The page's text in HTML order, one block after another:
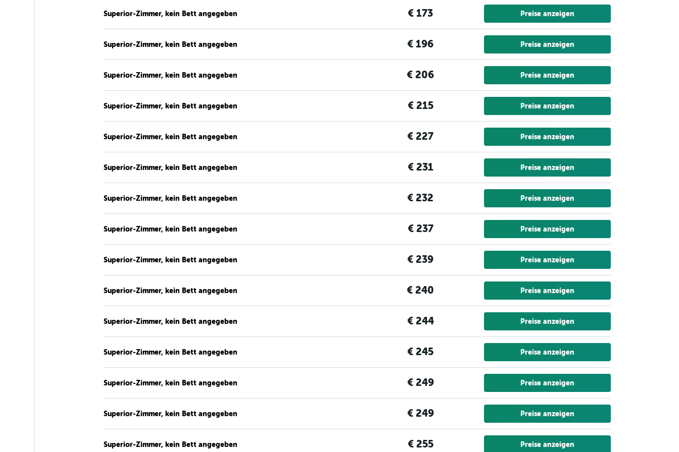
Superior-Zimmer, kein Bett angegeben € 173 Preise anzeigen
Superior-Zimmer, kein Bett angegeben € 196 Preise anzeigen
Superior-Zimmer, kein Bett angegeben € 206 Preise anzeigen
Superior-Zimmer, kein Bett angegeben € 215 Preise anzeigen
Superior-Zimmer, kein Bett angegeben € 227 Preise anzeigen
Superior-Zimmer, kein Bett angegeben € 231 Preise anzeigen
Superior-Zimmer, kein Bett angegeben € 232 Preise anzeigen
Superior-Zimmer, kein Bett angegeben € 237 Preise anzeigen
Superior-Zimmer, kein Bett angegeben € 239 Preise anzeigen
Superior-Zimmer, kein Bett angegeben € 240 Preise anzeigen
Superior-Zimmer, kein Bett angegeben € 244 Preise anzeigen
Superior-Zimmer, kein Bett angegeben € 245 Preise anzeigen
Superior-Zimmer, kein Bett angegeben € 249 Preise anzeigen
Superior-Zimmer, kein Bett angegeben € 249 Preise anzeigen
Superior-Zimmer, kein Bett angegeben € 255 Preise anzeigen